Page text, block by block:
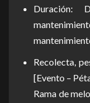
Duración:
Recolecta,
[Evento –
Rama de